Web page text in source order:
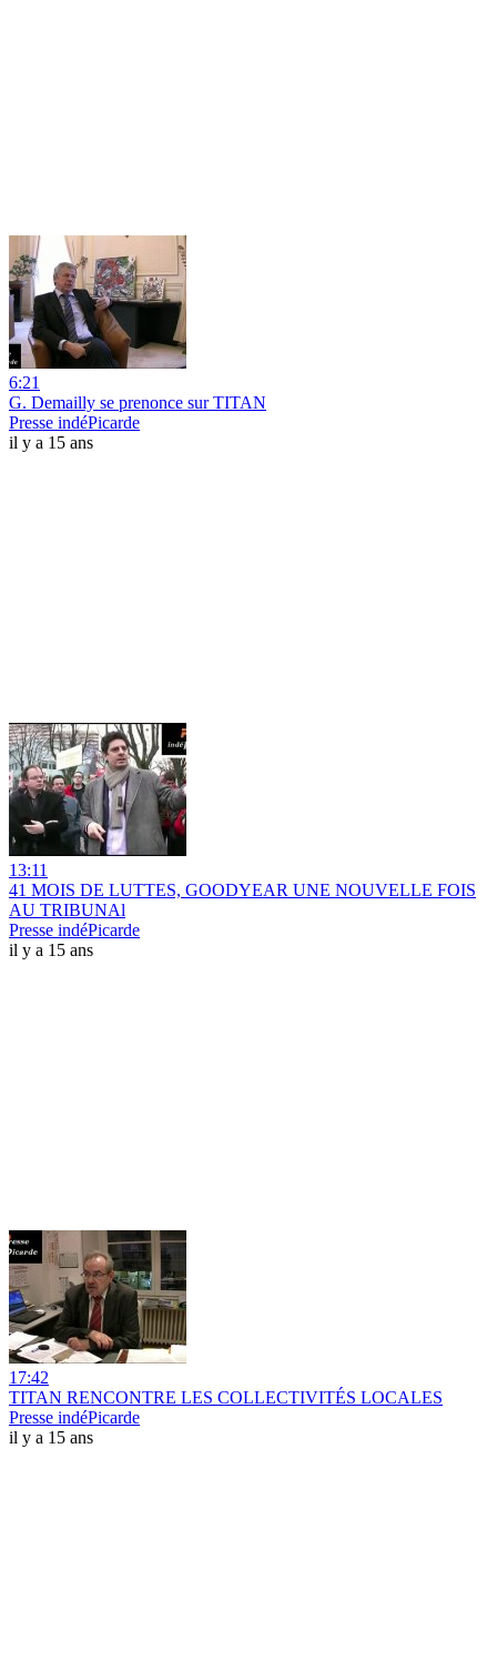
6:21
G. Demailly se prenonce sur TITAN
Presse indéPicarde
il y a 15 ans
13:11
41 MOIS DE LUTTES, GOODYEAR UNE NOUVELLE FOIS
AU TRIBUNAl
Presse indéPicarde
il y a 15 ans
17:42
TITAN RENCONTRE LES COLLECTIVITÉS LOCALES
Presse indéPicarde
il y a 15 ans